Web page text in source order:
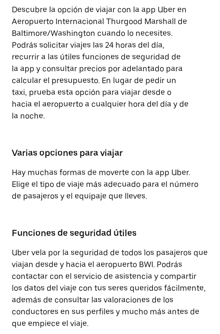
Descubre la opción de viajar con la app Uber en
Aeropuerto Internacional Thurgood Marshall de
Baltimore/Washington cuando lo necesites.
Podrás solicitar viajes las 24 horas del día,
recurrir a las útiles funciones de seguridad de
la app y consultar precios por adelantado para
calcular el presupuesto. En lugar de pedir un
taxi, prueba esta opción para viajar desde o
hacia el aeropuerto a cualquier hora del día y de
la noche.
Varias opciones para viajar
Hay muchas formas de moverte con la app Uber.
Elige el tipo de viaje más adecuado para el número
de pasajeros y el equipaje que lleves.
Funciones de seguridad útiles
Uber vela por la seguridad de todos los pasajeros que
viajan desde y hacia el aeropuerto BWI. Podrás
contactar con el servicio de asistencia y compartir
los datos del viaje con tus seres queridos fácilmente,
además de consultar las valoraciones de los
conductores en sus perfiles y mucho más antes de
que empiece el viaje.